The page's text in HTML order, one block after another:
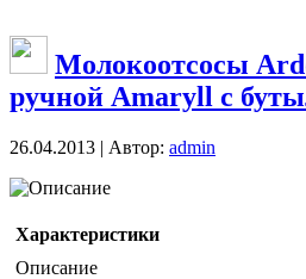
Молокоотсосы
ручной Amaryll с
26.04.2013 | Автор: admin
Описание
Характеристики
Описание